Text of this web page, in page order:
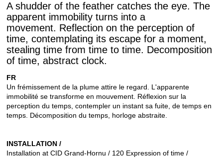
A shudder of the feather catches the eye. The
apparent immobility turns into a
movement. Reflection on the perception of
time, contemplating its escape for a moment,
stealing time from time to time. Decomposition
of time, abstract clock.
FR
Un frémissement de la plume attire le regard.
L'apparente
immobilité se transforme en mouvement. Réflexion sur la
perception du temps, contempler un instant sa fuite, de temps en
temps. Décomposition du temps, horloge abstraite.
INSTALLATION /
Installation at CID Grand-Hornu / 120 Expression of time /